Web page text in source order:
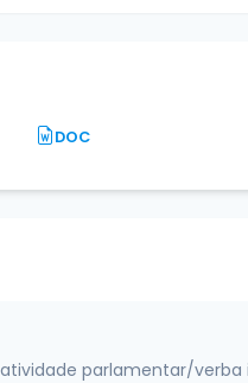
DOC
parlamentar/verba